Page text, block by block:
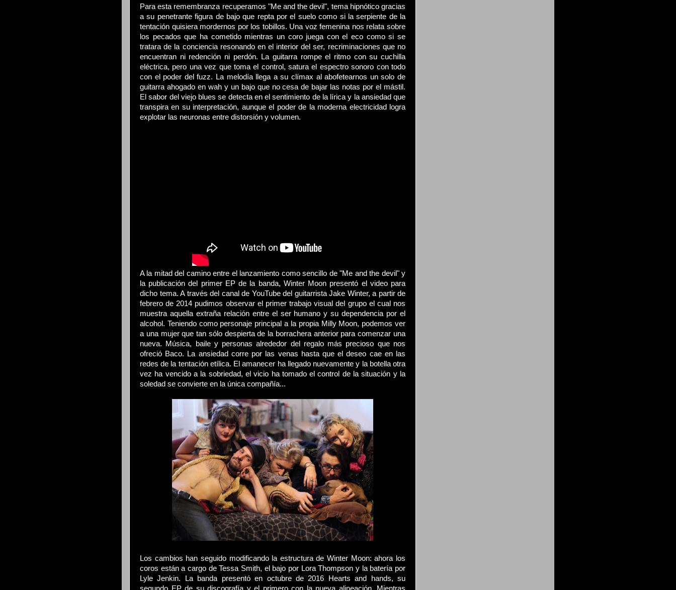
Para esta remembranza recuperamos "Me and the devil", tema hipnótico gracias
a su penetrante figura de bajo que repta por el suelo como si la serpiente de la
tentación quisiera mordernos por los tobillos. Una voz femenina nos relata sobre
los pecados que ha cometido mientras un coro juega con el eco como si se
tratara de la conciencia resonando en el interior del ser, recriminaciones que no
encuentran ni redención ni perdón. La guitarra rompe el ritmo con su cuchilla
eléctrica, pero una vez que toma el control, satura el espectro sonoro con todo
con el poder del fuzz. La melodía llega a su clímax al abofetearnos un solo de
guitarra ahogado en wah y un bajo que no cesa de bajar las notas por el mástil.
El sabor del viejo blues se detecta en el sentimiento de la lírica y la ansiedad que
transpira en su interpretación, aunque el poder de la moderna electricidad logra
explotar las neuronas entre distorsión y volumen.
A la mitad del camino entre el lanzamiento como sencillo de "Me and the devil" y
la publicación del primer EP de la banda, Winter Moon presentó el video para
dicho tema. A través del canal de YouTube del guitarrista Jake Winter, a partir de
febrero de 2014 pudimos observar el primer trabajo visual del grupo el cual nos
muestra aquella extraña relación entre el ser humano y su dependencia por el
alcohol. Teniendo como personaje principal a la propia Milly Moon, podemos ver
a una mujer que tan sólo despierta de la borrachera anterior para comenzar una
nueva. Música, baile y personas alrededor del regalo más precioso que nos
ofreció Baco. La ansiedad corre por las venas hasta que el deseo cae en las
redes de la tentación etílica. El amanecer ha llegado nuevamente y la botella otra
vez ha vencido a la sobriedad, el vicio ha tomado el control de la situación y la
soledad se convierte en la única compañía...
Los cambios han seguido modificando la estructura de Winter Moon: ahora los
coros están a cargo de Tessa Smith, el bajo por Lora Thompson y la batería por
Lyle Jenkin. La banda presentó en octubre de 2016 Hearts and hands, su